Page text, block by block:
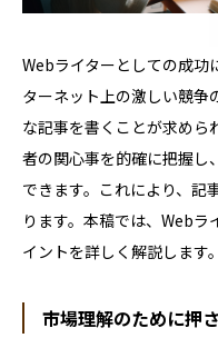
Webライターとしての成功
ターネット上の激しい競争
な記事を書くことが求めら
者の関心事を的確に把握し
できます。これにより、記
ります。本稿では、Web
イントを詳しく解説します。
市場理解のために押